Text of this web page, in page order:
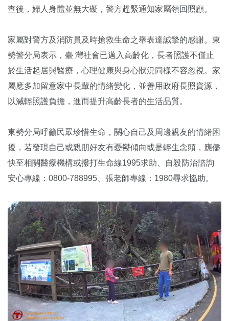
查後，婦人身體並無大礙，警方趕緊通知家屬領回照顧。
家屬對警方及消防員及時搶救生命之舉表達誠摯的感謝。東
勢警分局表示，臺 灣社會已邁入高齡化，長者照護不僅止
於生活起居與醫療，心理健康與身心狀況同樣不容忽視。家
屬應多加留意家中長輩的情緒變化，並善用政府長照資源，
以減輕照護負擔，進而提升高齡長者的生活品質。
東勢分局呼籲民眾珍惜生命，關心自己及周邊親友的情緒困
擾，若發現自己或親朋好友有憂鬱傾向或是輕生念頭，應儘
快至相關醫療機構或撥打生命線1995求助、自殺防治諮詢
安心專線：0800-788995、張老師專線：1980尋求協助。